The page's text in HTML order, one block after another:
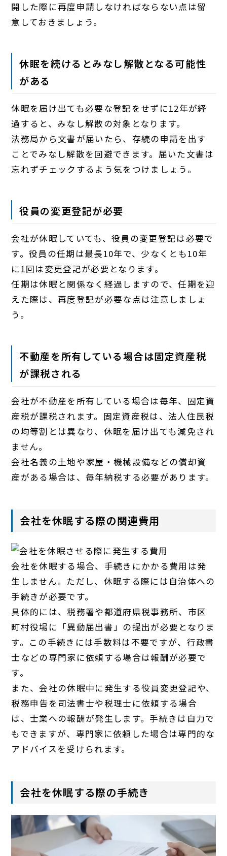
開した際に再度申請しなければならない点は留
意しておきましょう。
休眠を続けるとみなし解散となる可能性
がある
休眠を届け出ても必要な登記をせずに12年が経
過すると、みなし解散の対象となります。
法務局から文書が届いたら、存続の申請を出す
ことでみなし解散を回避できます。届いた文書は
忘れずチェックするよう気をつけましょう。
役員の変更登記が必要
会社が休眠していても、役員の変更登記は必要で
す。役員の任期は最長10年で、少なくとも10年
に1回は変更登記が必要となります。
任期は休眠と関係なく経過しますので、任期を迎
えた際は、再度登記が必要な点は注意しましょ
う。
不動産を所有している場合は固定資産税
が課税される
会社が不動産を所有している場合は毎年、固定資
産税が課税されます。固定資産税は、法人住民税
の均等割とは異なり、休眠を届け出ても減免され
ません。
会社名義の土地や家屋・機械設備などの償却資
産がある場合は、毎年納税する必要があります。
会社を休眠する際の関連費用
会社を休眠する場合、手続きにかかる費用は発
生しません。ただし、休眠する際には自治体への
手続きが必要です。
具体的には、税務署や都道府県税事務所、市区
町村役場に「異動届出書」の提出が必要となりま
す。この手続きには手数料は不要ですが、行政書
士などの専門家に依頼する場合は報酬が必要で
す。
また、会社の休眠中に発生する役員変更登記や、
税務申告を司法書士や税理士に依頼する場合
は、士業への報酬が発生します。手続きは自力で
もできますが、専門家に依頼した場合は専門的な
アドバイスを受けられます。
会社を休眠する際の手続き